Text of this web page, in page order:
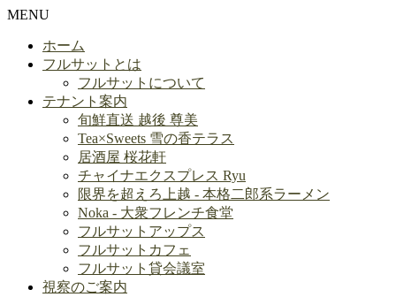
MENU
ホーム
フルサットとは
フルサットについて
テナント案内
旬鮮直送 越後 尊美
Tea×Sweets 雪の香テラス
居酒屋 桜花軒
チャイナエクスプレス Ryu
限界を超えろ上越 - 本格二郎系ラーメン
Noka - 大衆フレンチ食堂
フルサットアップス
フルサットカフェ
フルサット貸会議室
視察のご案内